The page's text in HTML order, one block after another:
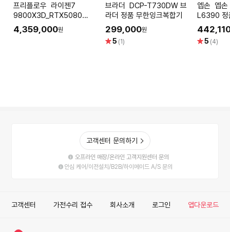
프리플로우 라이젠7
9800X3D_RTX5080
16GB 컴퓨터본체 (ULTRA
GAMING X98 W8S) AMD
4,359,000원
브라더 DCP-T730DW 브
라더 정품 무한잉크복합기
299,000원
별5 (1)
엡손 엡손 Epson 에코탱크
L6390 정
젯 복합기
프린터
복사 스캔
별5 (4)
고객센터 문의하기
오프라인 매장/온라인 고객지원센터 문의
안심 케어/이전설치/B2B/하이메이드 A/S 문의
고객센터 가전수리 접수 회사소개 로그인 앱다운로드